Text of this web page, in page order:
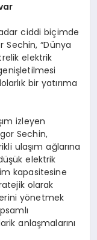
ciddi biçimde
“Dünya
elektrik
bir yatırıma
izleyen
Sechin,
ulaşım ağlarına
elektrik
kapasitesine
olarak
yönetmek
anlaşmalarını